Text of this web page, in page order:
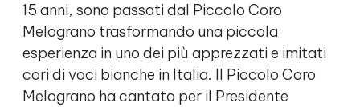
15 anni, sono passati dal Piccolo Coro
Melograno trasformando una piccola
esperienza in uno dei più apprezzati e imitati
cori di voci bianche in Italia. Il Piccolo Coro
Melograno ha cantato per il Presidente